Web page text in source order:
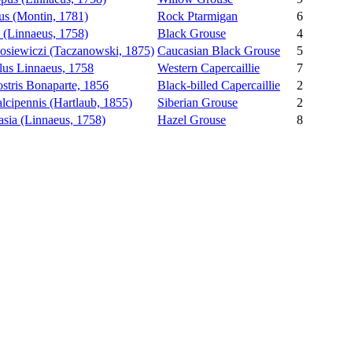
(Montin, 1781) Rock Ptarmigan
6
1758) Black Grouse
4
(Taczanowski, 1875) Caucasian Black Grouse
5
Linnaeus, 1758 Western Capercaillie
7
Bonaparte, 1856 Black-billed Capercaillie
2
(Hartlaub, 1855) Siberian Grouse
2
(Linnaeus, 1758) Hazel Grouse 8